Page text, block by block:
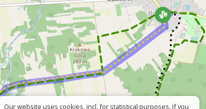
Our website uses cookies, incl. for statistical purposes. If you